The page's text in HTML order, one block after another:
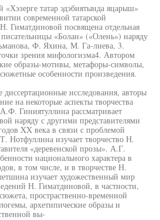
татар эдэбиятында яцарыш»
современной татарской
Гиматдиновой посвящена отдельная
писательницы «Болан» («Олень») наряду
Ф. Яхина, М. Га-лиева, 3.
зрения мифологизма4. Автором
образы-мотивы, метафоры-символы,
особенности произведения.
исследования, авторы
на некоторые аспекты творчества
Гиниятуллина рассматривает
наряду с другими представителями
XX века в связи с проблемой
Нотфуллина изучает творчество Н.
«деревенской прозы». А.Г.
национального характера в
в том числе, и в творчестве Н.
изучает художественный мир
Н. Гиматдиновой, в частности,
простраственно-временной
архетипические образы и
вы-